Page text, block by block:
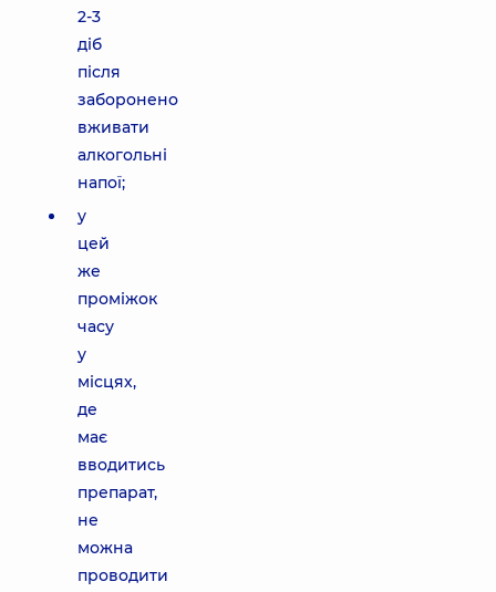
2-3
діб
після
заборонено
вживати
алкогольні
напої;
у
цей
же
проміжок
часу
у
місцях,
де
має
вводитись
препарат,
не
можна
проводити